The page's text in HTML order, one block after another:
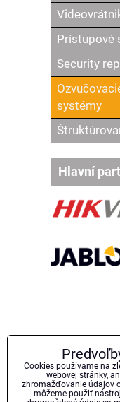
Prístupové
Security
systémy
Hlavní
Cookies používame na
webovej stránky,
zhromažďovanie údajov
môžeme použiť